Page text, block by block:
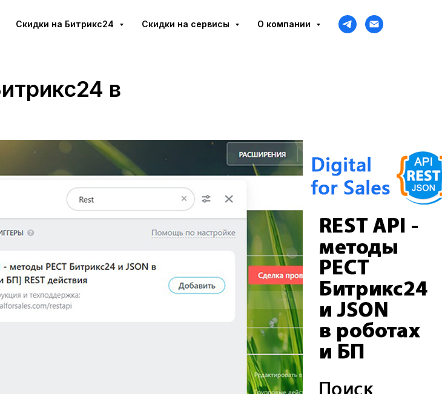
Cкидки на Битрикс24 Скидки на сервисы О компании
в